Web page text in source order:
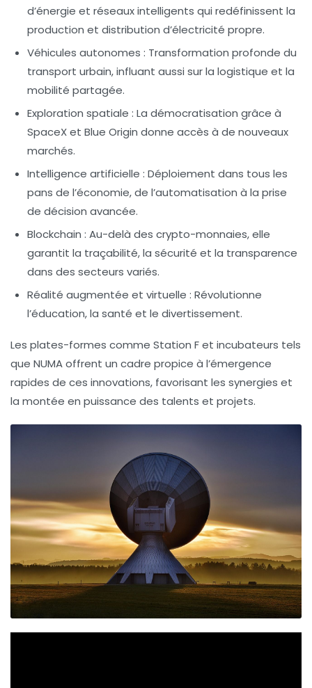
d’énergie et réseaux intelligents qui redéfinissent la
production et distribution d’électricité propre.
Véhicules autonomes : Transformation profonde du
transport urbain, influant aussi sur la logistique et la
mobilité partagée.
Exploration spatiale : La démocratisation grâce à
SpaceX et Blue Origin donne accès à de nouveaux
marchés.
Intelligence artificielle : Déploiement dans tous les
pans de l’économie, de l’automatisation à la prise
de décision avancée.
Blockchain : Au-delà des crypto-monnaies, elle
garantit la traçabilité, la sécurité et la transparence
dans des secteurs variés.
Réalité augmentée et virtuelle : Révolutionne
l’éducation, la santé et le divertissement.
Les plates-formes comme Station F et incubateurs tels
que NUMA offrent un cadre propice à l’émergence
rapides de ces innovations, favorisant les synergies et
la montée en puissance des talents et projets.